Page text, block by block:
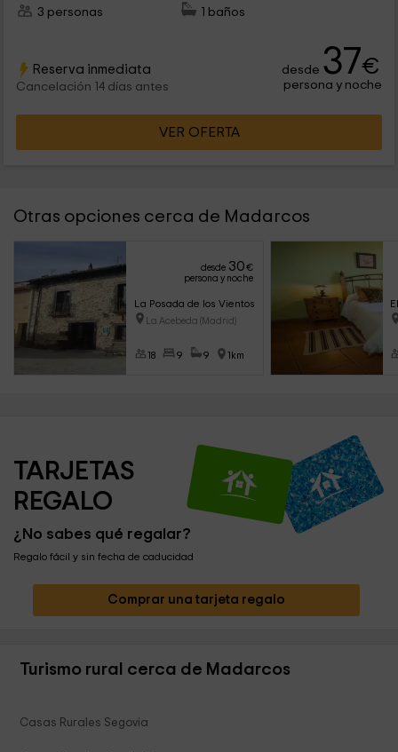
3 personas
1 baños
Reserva inmediata
Cancelación 14 días antes
desde 37€
persona y noche
VER OFERTA
Otras opciones cerca de Madarcos
desde 30€
persona y noche
La Posada de los Vientos
La Acebeda (Madrid)
18 9 9 1km
TARJETAS
REGALO
¿No sabes qué regalar?
Regalo fácil y sin fecha de caducidad
Comprar una tarjeta regalo
Turismo rural cerca de Madarcos
Casas Rurales Segovia